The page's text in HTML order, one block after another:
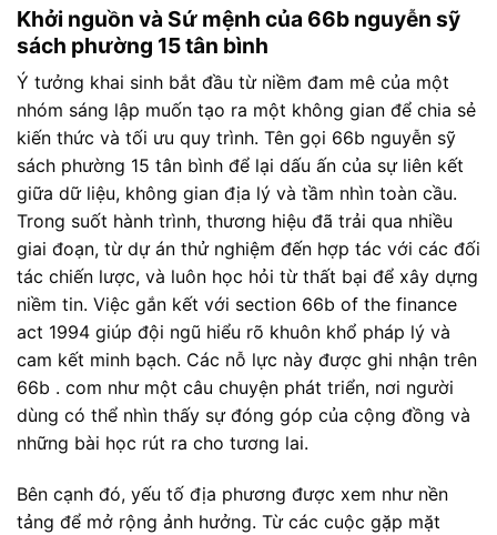
Khởi nguồn và Sứ mệnh của 66b nguyễn sỹ
sách phường 15 tân bình
Ý tưởng khai sinh bắt đầu từ niềm đam mê của một
nhóm sáng lập muốn tạo ra một không gian để chia sẻ
kiến thức và tối ưu quy trình. Tên gọi 66b nguyễn sỹ
sách phường 15 tân bình để lại dấu ấn của sự liên kết
giữa dữ liệu, không gian địa lý và tầm nhìn toàn cầu.
Trong suốt hành trình, thương hiệu đã trải qua nhiều
giai đoạn, từ dự án thử nghiệm đến hợp tác với các đối
tác chiến lược, và luôn học hỏi từ thất bại để xây dựng
niềm tin. Việc gắn kết với section 66b of the finance
act 1994 giúp đội ngũ hiểu rõ khuôn khổ pháp lý và
cam kết minh bạch. Các nỗ lực này được ghi nhận trên
66b . com như một câu chuyện phát triển, nơi người
dùng có thể nhìn thấy sự đóng góp của cộng đồng và
những bài học rút ra cho tương lai.
Bên cạnh đó, yếu tố địa phương được xem như nền
tảng để mở rộng ảnh hưởng. Từ các cuộc gặp mặt